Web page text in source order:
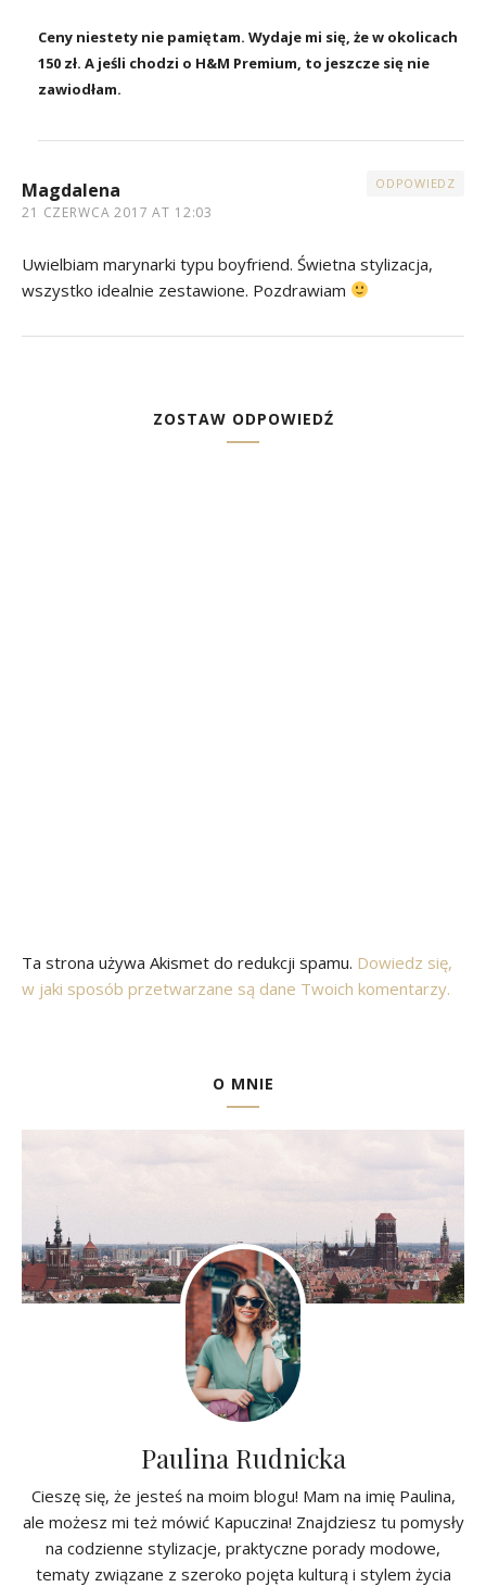
Ceny niestety nie pamiętam. Wydaje mi się, że w okolicach
150 zł. A jeśli chodzi o H&M Premium, to jeszcze się nie
zawiodłam.
Magdalena
21 CZERWCA 2017 AT 12:03
ODPOWIEDZ
Uwielbiam marynarki typu boyfriend. Świetna stylizacja,
wszystko idealnie zestawione. Pozdrawiam
ZOSTAW ODPOWIEDŹ
Ta strona używa Akismet do redukcji spamu. Dowiedz się,
w jaki sposób przetwarzane są dane Twoich komentarzy.
O MNIE
Paulina Rudnicka
Cieszę się, że jesteś na moim blogu! Mam na imię Paulina,
ale możesz mi też mówić Kapuczina! Znajdziesz tu pomysły
na codzienne stylizacje, praktyczne porady modowe,
tematy związane z szeroko pojęta kulturą i stylem życia